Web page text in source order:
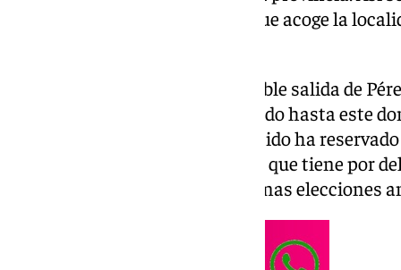
Regional del PSOE Andalucía, que acoge la
La especulaciones sobre la posible salida de
últimos meses, aunque no ha sido hasta este
confirmado los rumores. El partido ha
, que tiene por
partido y competir en las próximas elecciones